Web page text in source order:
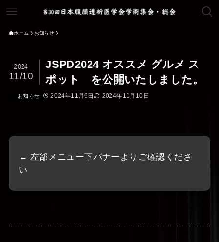
ホーム お知らせ
JSPD2024 オススメ グルメ ス
ポット を公開いたしました。
2024
11/10
お知らせ 2024年11月6日 2024年11月10日
← 左部メニュー下バナーよりご確認くださ
い